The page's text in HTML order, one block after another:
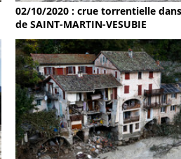
02/10/2020 : crue torrentielle
de SAINT-MARTIN-VESUBIE